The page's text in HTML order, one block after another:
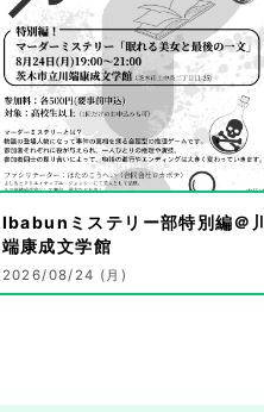
Ibabunミステリー部特別編＠川
端康成文学館
2026/08/24 (月)
19:00開演